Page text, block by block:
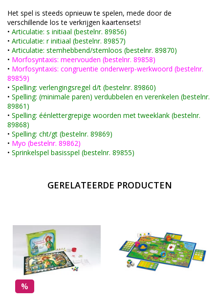
Het spel is steeds opnieuw te spelen, mede door de
verschillende los te verkrijgen kaartensets!
• Articulatie: s initiaal (bestelnr. 89856)
• Articulatie: r initiaal (bestelnr. 89857)
• Articulatie: stemhebbend/stemloos (bestelnr. 89870)
• Morfosyntaxis: meervouden (bestelnr. 89858)
• Morfosyntaxis: congruentie onderwerp-werkwoord (bestelnr.
89859)
• Spelling: verlengingsregel d/t (bestelnr. 89860)
• Spelling: (minimale paren) verdubbelen en verenkelen (bestelnr.
89861)
• Spelling: éénlettergrepige woorden met tweeklank (bestelnr.
89868)
• Spelling: cht/gt (bestelnr. 89869)
• Myo (bestelnr. 89862)
• Sprinkelspel basisspel (bestelnr. 89855)
GERELATEERDE PRODUCTEN
%